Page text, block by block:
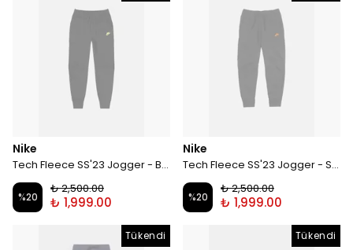
Nike
Tech Fleece SS'23 Jogger - Black / Neon
%20
₺ 2,500.00
₺ 1,999.00
Nike
Tech Fleece SS'23 Jogger - Smoke / Orange
%20
₺ 2,500.00
₺ 1,999.00
Tükendi Tükendi